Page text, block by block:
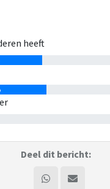
Kookt diegene die de
heeft
Deel dit bericht: